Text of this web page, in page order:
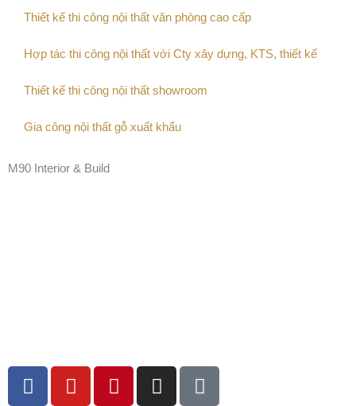
Thiết kế thi công nội thất văn phòng cao cấp
Hợp tác thi công nội thất với Cty xây dựng, KTS, thiết kế
Thiết kế thi công nội thất showroom
Gia công nội thất gỗ xuất khẩu
M90 Interior & Build
F
a
Y
o
P
i
I
n
T
i